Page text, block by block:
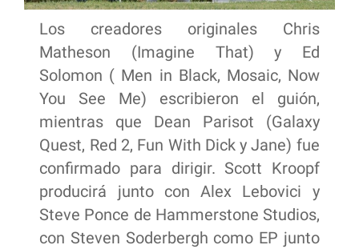
Los creadores originales Chris
Matheson (Imagine That) y Ed
Solomon ( Men in Black, Mosaic, Now
You See Me) escribieron el guión,
mientras que Dean Parisot (Galaxy
Quest, Red 2, Fun With Dick y Jane) fue
confirmado para dirigir. Scott Kroopf
producirá junto con Alex Lebovici y
Steve Ponce de Hammerstone Studios,
con Steven Soderbergh como EP junto